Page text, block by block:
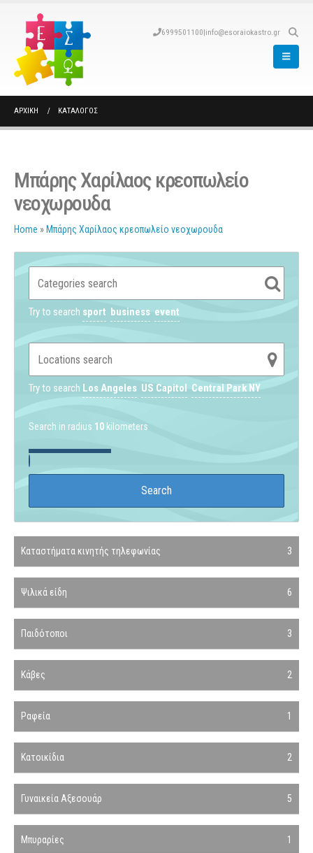
6999501100|info@esoraiokastro.gr
ΑΡΧΙΚΉ ΚΑΤΆΛΟΓΟΣ
Μπάρης Χαρίλαος κρεοπωλείο
νεοχωρουδα
Home » Μπάρης Χαρίλαος κρεοπωλείο νεοχωρουδα
Try to search sport business event
Try to search Los Angeles US Capitol Central Park NY
Search in radius 10 kilometers
Καταστήματα κινητής τηλεφωνίας 3
Ψιλικά είδη 6
Παιδότοποι 3
Κάβες 2
Ραφεία 1
Κατοικίδια 2
Γυναικεία Αξεσουάρ 5
Μπυραρίες 1